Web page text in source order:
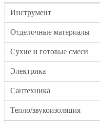
Инструмент
Отделочные материалы
Сухие и готовые смеси
Электрика
Сантехника
Тепло/звукоизоляция